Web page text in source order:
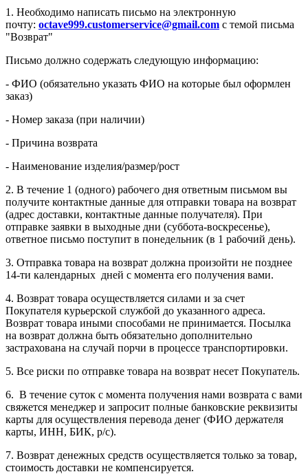
1. Необходимо написать письмо на электронную
почту: octave999.customerservice@gmail.com с темой письма
"Возврат"
Письмо должно содержать следующую информацию:
- ФИО (обязательно указать ФИО на которые был оформлен
заказ)
- Номер заказа (при наличии)
- Причина возврата
- Наименование изделия/размер/рост
2. В течение 1 (одного) рабочего дня ответным письмом вы
получите контактные данные для отправки товара на возврат
(адрес доставки, контактные данные получателя). При
отправке заявки в выходные дни (суббота-воскресенье),
ответное письмо поступит в понедельник (в 1 рабочий день).
3. Отправка товара на возврат должна произойти не позднее
14-ти календарных дней с момента его получения вами.
4. Возврат товара осуществляется силами и за счет
Покупателя курьерской службой до указанного адреса.
Возврат товара иными способами не принимается. Посылка
на возврат должна быть обязательно дополнительно
застрахована на случай порчи в процессе транспортировки.
5. Все риски по отправке товара на возврат несет Покупатель.
6. В течение суток с момента получения нами возврата с вами
свяжется менеджер и запросит полные банковские реквизиты
карты для осуществления перевода денег (ФИО держателя
карты, ИНН, БИК, р/с).
7. Возврат денежных средств осуществляется только за товар,
стоимость доставки не компенсируется.